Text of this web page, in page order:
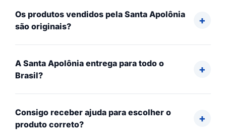
Os produtos vendidos pela Santa Apolônia
são originais?
A Santa Apolônia entrega para todo o
Brasil?
Consigo receber ajuda para escolher o
produto correto?